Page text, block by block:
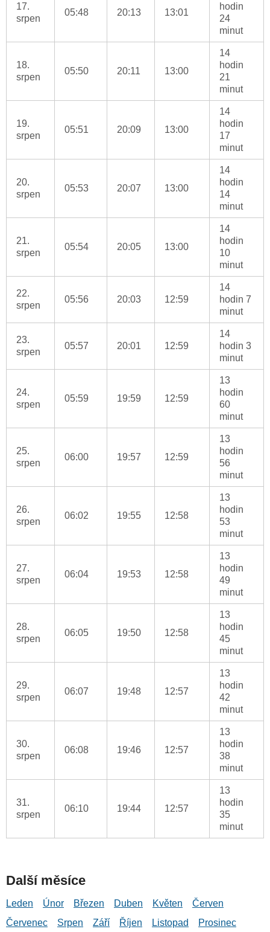
17.
srpen
05:48 20:13 13:01
hodin
24
minut
18.
srpen
05:50 20:11 13:00
14
hodin
21
minut
19.
srpen
05:51 20:09 13:00
14
hodin
17
minut
20.
srpen
05:53 20:07 13:00
14
hodin
14
minut
21.
srpen
05:54 20:05 13:00
14
hodin
10
minut
22.
srpen
05:56 20:03 12:59
14
hodin 7
minut
23.
srpen
05:57 20:01 12:59
14
hodin 3
minut
24.
srpen
05:59 19:59 12:59
13
hodin
60
minut
25.
srpen
06:00 19:57 12:59
13
hodin
56
minut
26.
srpen
06:02 19:55 12:58
13
hodin
53
minut
27.
srpen
06:04 19:53 12:58
13
hodin
49
minut
28.
srpen
06:05 19:50 12:58
13
hodin
45
minut
29.
srpen
06:07 19:48 12:57
13
hodin
42
minut
30.
srpen
06:08 19:46 12:57
13
hodin
38
minut
31.
srpen
06:10 19:44 12:57
13
hodin
35
minut
Další měsíce
Leden Únor Březen Duben Květen
Červen
Červenec
Srpen Září Říjen Listopad Prosinec